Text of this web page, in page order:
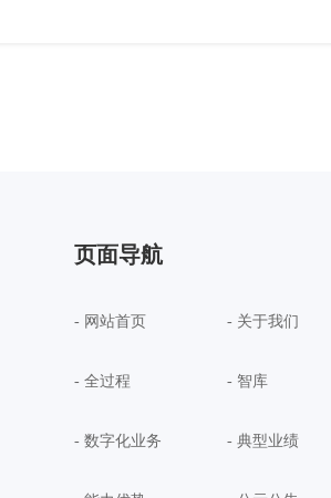
页面导航
- 网站首页 - 关于我们
- 全过程 - 智库
- 数字化业务 - 典型业绩